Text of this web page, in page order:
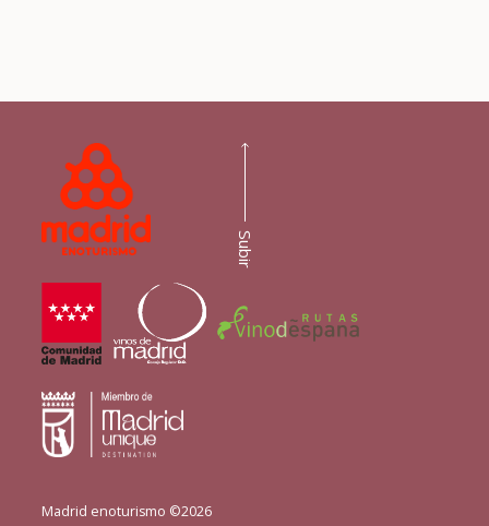
Madrid enoturismo ©2026
Subir